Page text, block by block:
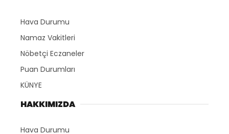
Hava Durumu
Namaz Vakitleri
Nöbetçi Eczaneler
Puan Durumları
KÜNYE
HAKKIMIZDA
Hava Durumu